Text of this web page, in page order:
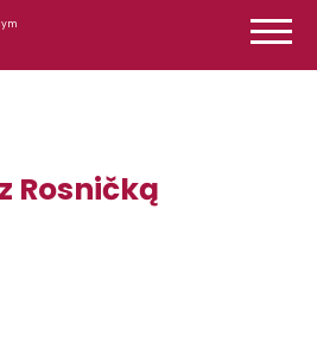
Rosničką